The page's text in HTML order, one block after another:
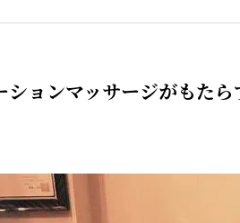
ションマッサージがもた